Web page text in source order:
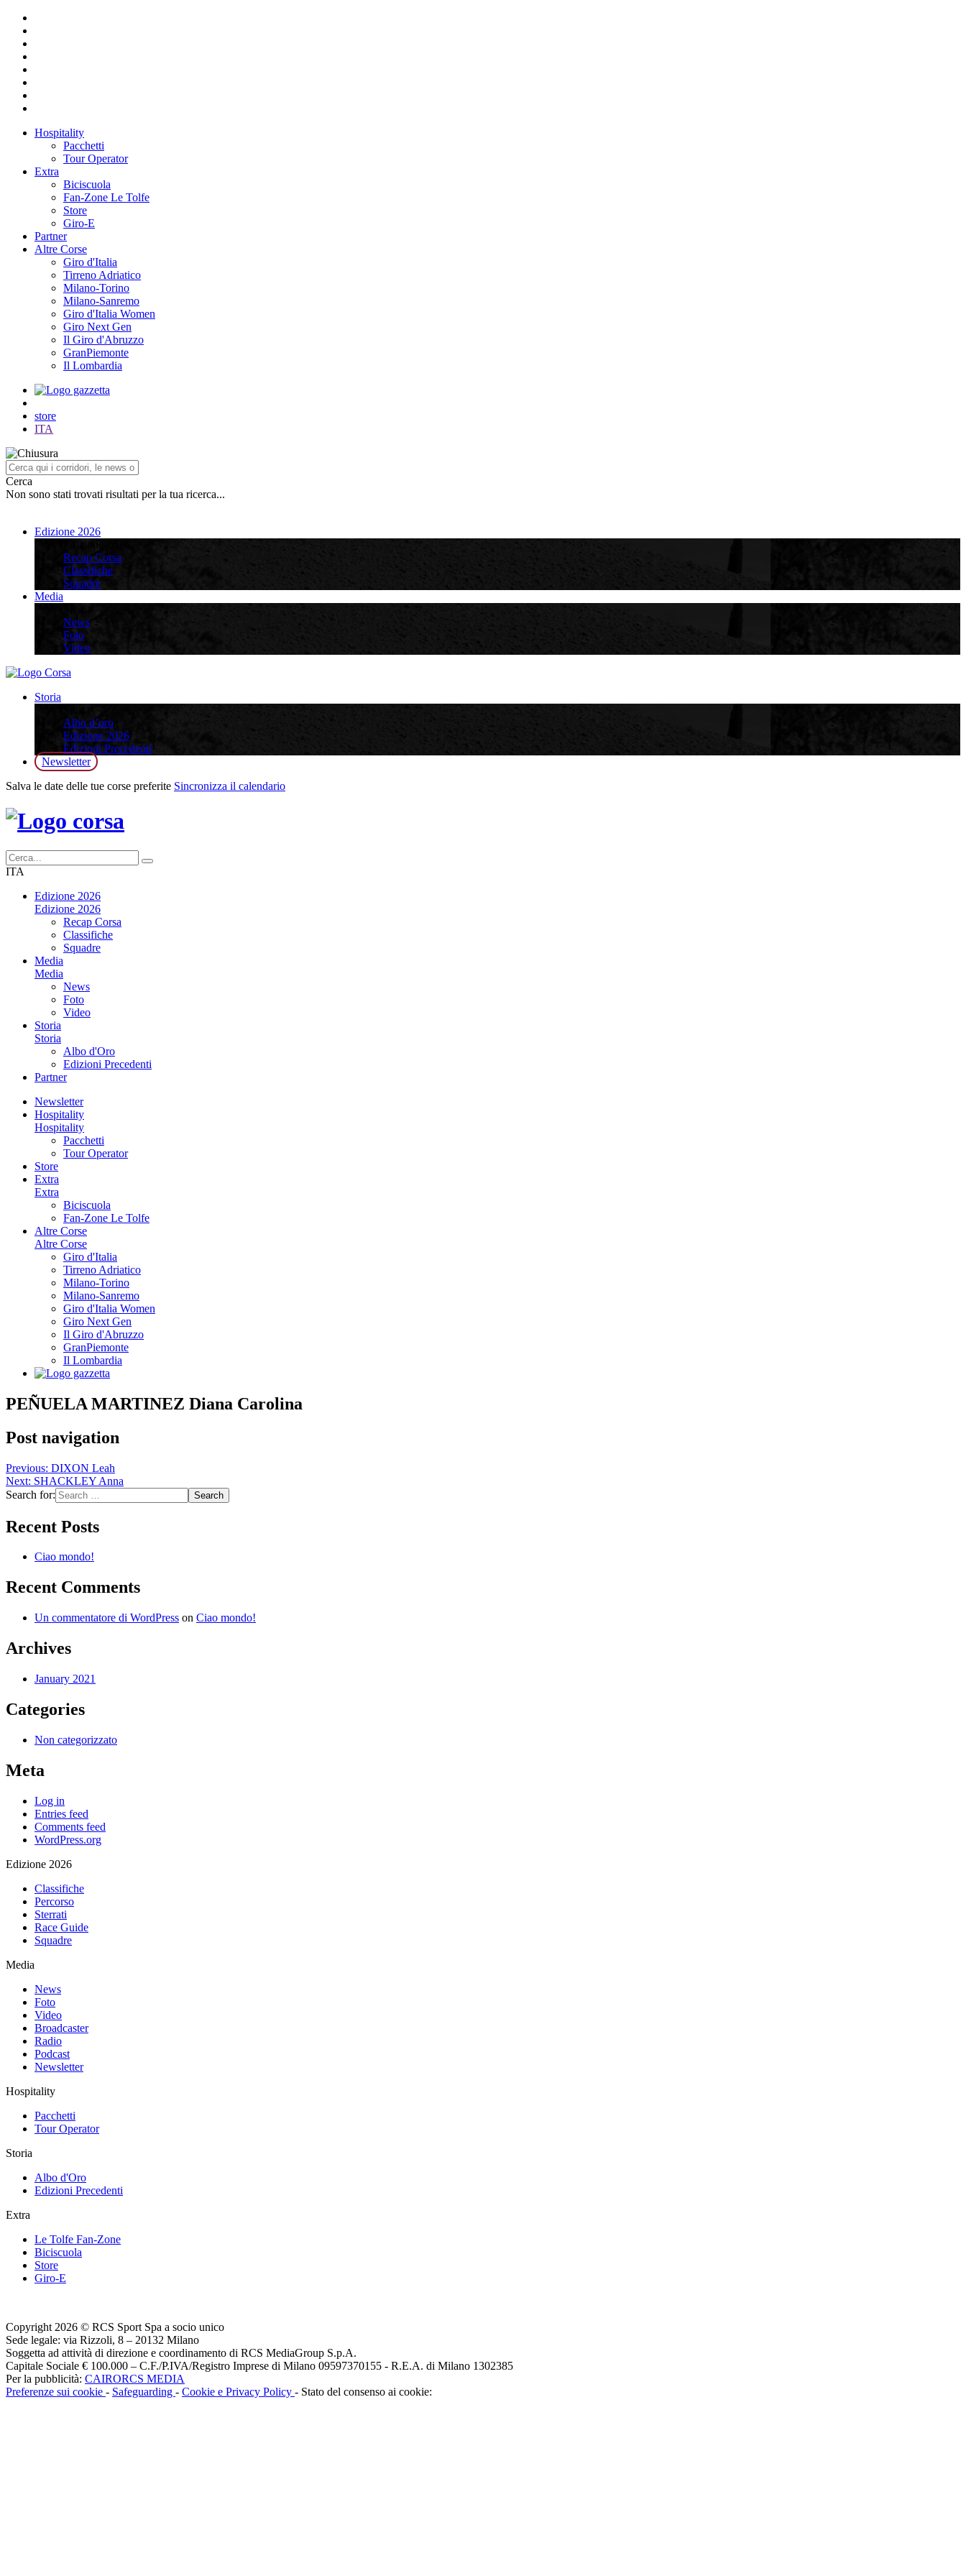
Hospitality
Pacchetti
Tour Operator
Extra
Biciscuola
Fan-Zone Le Tolfe
Store
Giro-E
Partner
Altre Corse
Giro d'Italia
Tirreno Adriatico
Milano-Torino
Milano-Sanremo
Giro d'Italia Women
Giro Next Gen
Il Giro d'Abruzzo
GranPiemonte
Il Lombardia
store
ITA
Cerca
Non sono stati trovati risultati per la tua ricerca...
Edizione 2026
Recap Corsa
Classifiche
Squadre
Media
News
Foto
Video
Storia
Albo d’oro
Edizione 2026
Edizioni Precedenti
Newsletter
Salva le date delle tue corse preferite Sincronizza il calendario
ITA
Edizione 2026
Edizione 2026
Recap Corsa
Classifiche
Squadre
Media
Media
News
Foto
Video
Storia
Storia
Albo d'Oro
Edizioni Precedenti
Partner
Newsletter
Hospitality
Hospitality
Pacchetti
Tour Operator
Store
Extra
Extra
Biciscuola
Fan-Zone Le Tolfe
Altre Corse
Altre Corse
Giro d'Italia
Tirreno Adriatico
Milano-Torino
Milano-Sanremo
Giro d'Italia Women
Giro Next Gen
Il Giro d'Abruzzo
GranPiemonte
Il Lombardia
PEÑUELA MARTINEZ Diana Carolina
Post navigation
Previous: DIXON Leah
Next: SHACKLEY Anna
Search for:
Recent Posts
Ciao mondo!
Recent Comments
Un commentatore di WordPress on Ciao mondo!
Archives
January 2021
Categories
Non categorizzato
Meta
Log in
Entries feed
Comments feed
WordPress.org
Edizione 2026
Classifiche
Percorso
Sterrati
Race Guide
Squadre
Media
News
Foto
Video
Broadcaster
Radio
Podcast
Newsletter
Hospitality
Pacchetti
Tour Operator
Storia
Albo d'Oro
Edizioni Precedenti
Extra
Le Tolfe Fan-Zone
Biciscuola
Store
Giro-E
Copyright 2026 © RCS Sport Spa a socio unico
Sede legale: via Rizzoli, 8 – 20132 Milano
Soggetta ad attività di direzione e coordinamento di RCS MediaGroup S.p.A.
Capitale Sociale € 100.000 – C.F./P.IVA/Registro Imprese di Milano 09597370155 - R.E.A. di Milano 1302385
Per la pubblicità: CAIRORCS MEDIA
Preferenze sui cookie - Safeguarding - Cookie e Privacy Policy - Stato del consenso ai cookie: